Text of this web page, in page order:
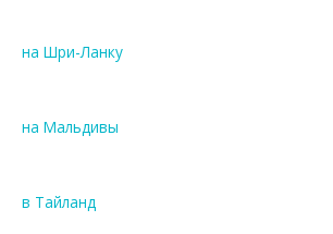
на Шри-Ланку
на Мальдивы
в Тайланд